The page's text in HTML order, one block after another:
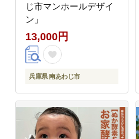
じ市マンホールデザイ
ン」
13,000円
兵庫県 南あわじ市